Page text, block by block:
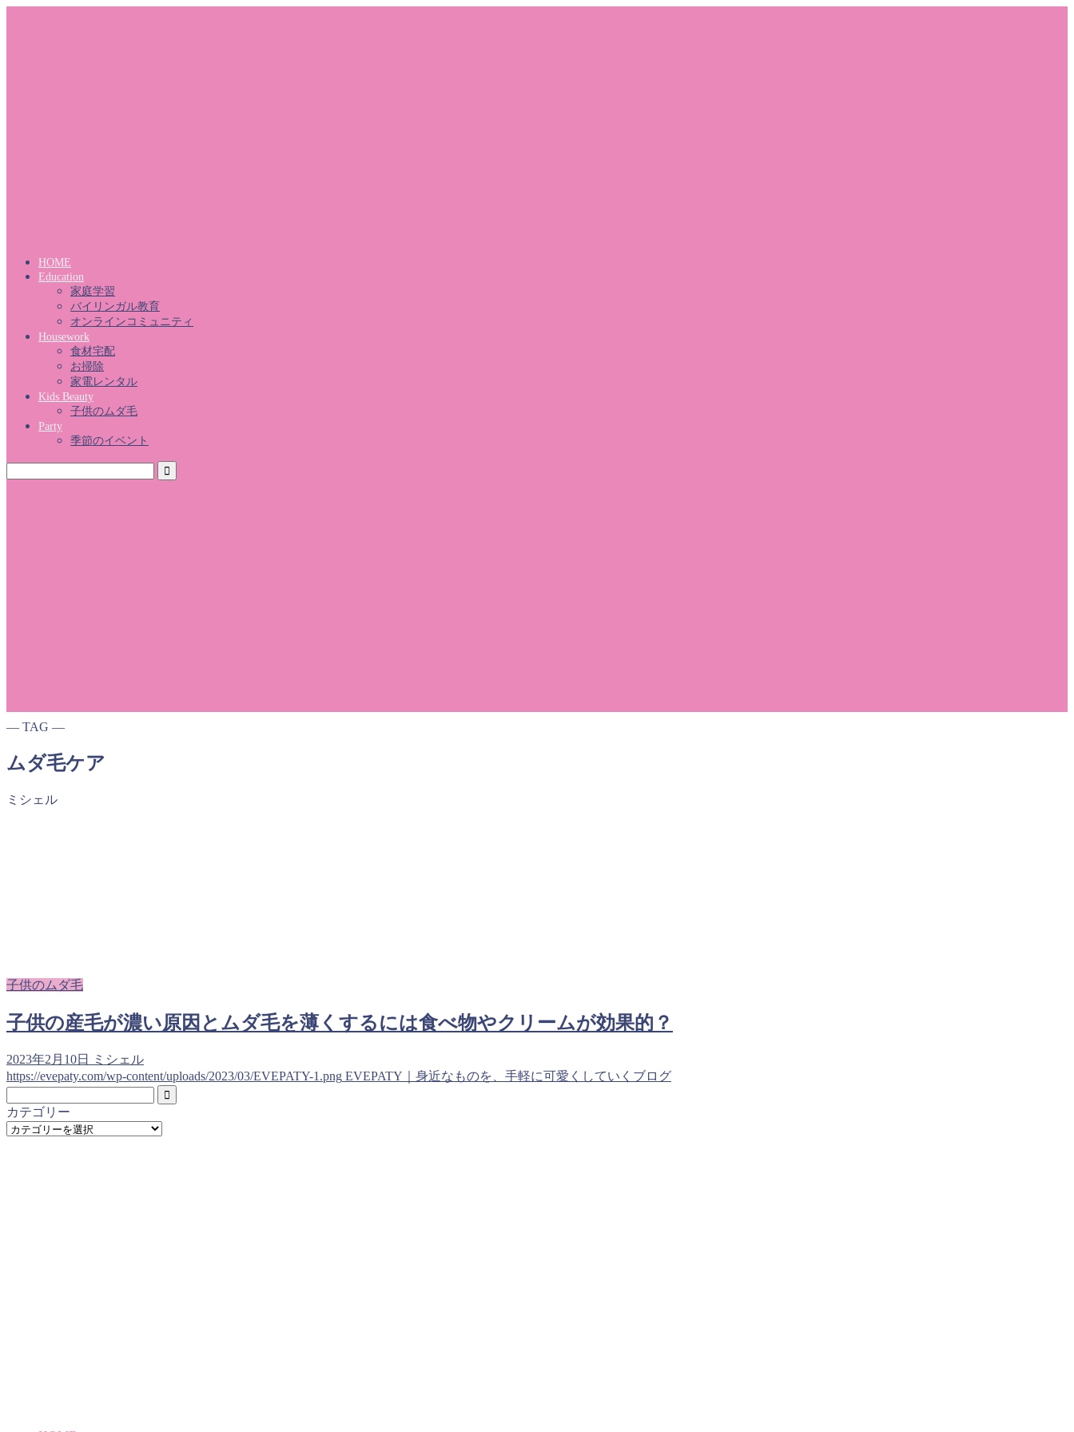
HOME
Education
家庭学習
バイリンガル教育
オンラインコミュニティ
Housework
食材宅配
お掃除
家電レンタル
Kids Beauty
子供のムダ毛
Party
季節のイベント
― TAG ―
ムダ毛ケア
ミシェル
子供のムダ毛
子供の産毛が濃い原因とムダ毛を薄くするには食べ物やクリームが効果的？
2023年2月10日
ミシェル
https://evepaty.com/wp-content/uploads/2023/03/EVEPATY-1.png EVEPATY｜身近なものを、手軽に可愛くしていくブログ
カテゴリー
カ